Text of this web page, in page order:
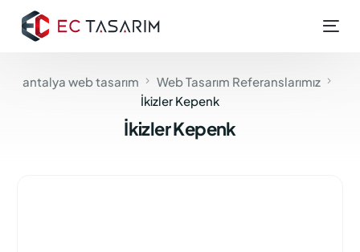
antalya web tasarım
Web Tasarım Referanslarımız
İkizler Kepenk
İkizler Kepenk